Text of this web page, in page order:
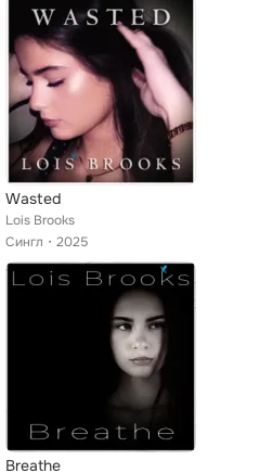
Wasted
Lois Brooks
Сингл
2025
Breathe